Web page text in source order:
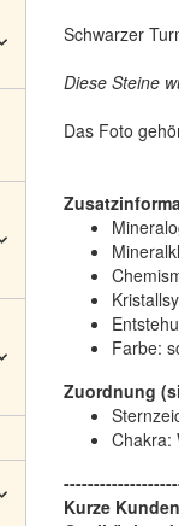
Schwarzer
Diese Steine
Das Foto
Farbe:
Zuordnung
Chakra:
Kurze